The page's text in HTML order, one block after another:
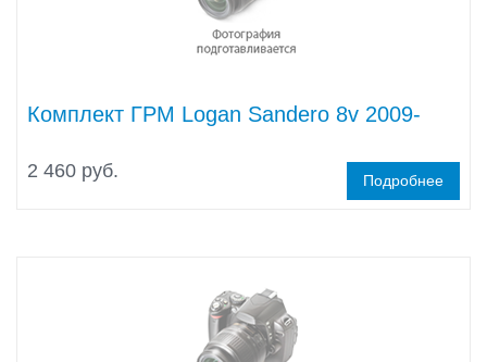
Комплект ГРМ Logan Sandero 8v 2009-
2 460 руб. Подробнее